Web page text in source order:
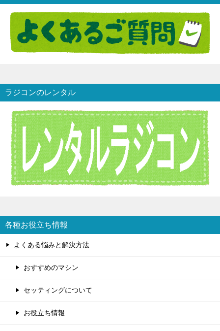
ラジコンのレンタル
各種お役立ち情報
よくある悩みと解決方法
おすすめのマシン
セッティングについて
お役立ち情報